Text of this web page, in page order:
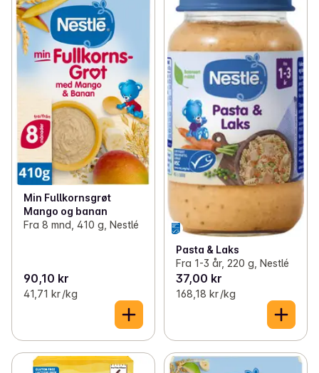
Min Fullkornsgrøt
Mango og banan
Fra 8 mnd, 410 g, Nestlé
90,10 kr
41,71 kr /kg
Pasta & Laks
Fra 1-3 år, 220 g, Nestlé
37,00 kr
168,18 kr /kg